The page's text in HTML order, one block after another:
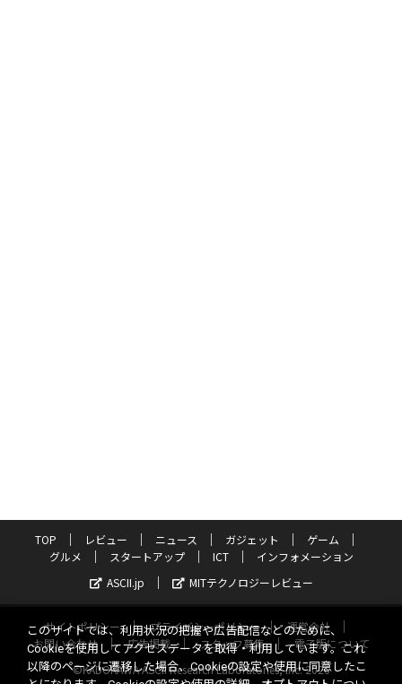
TOP レビュー ニュース ガジェット
ゲーム
グルメ
スタートアップ ICT
インフォメーション
ASCII.jp
MITテクノロジーレビュー
サイトポリシー プライバシーポリシー
運営会社
お問い合わせ
広告掲載 スタッフ募集
電子版について
©KADOKAWA ASCII Research Laboratories, Inc. 2026
このサイトでは、利用状況の把握や広告配信などのために、
Cookieを使用してアクセスデータを取得・利用しています。これ
以降のページに遷移した場合、Cookieの設定や使用に同意したこ